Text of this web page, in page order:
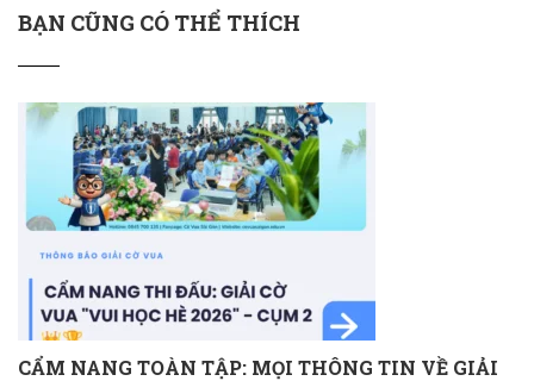
BẠN CŨNG CÓ THỂ THÍCH
CẨM NANG TOÀN TẬP: MỌI THÔNG TIN VỀ GIẢI